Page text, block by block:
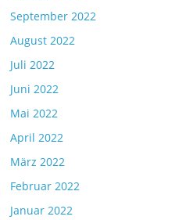
September 2022
August 2022
Juli 2022
Juni 2022
Mai 2022
April 2022
März 2022
Februar 2022
Januar 2022